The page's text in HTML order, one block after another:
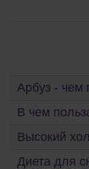
Арбуз - чем
В чем
Высокий
Диета для